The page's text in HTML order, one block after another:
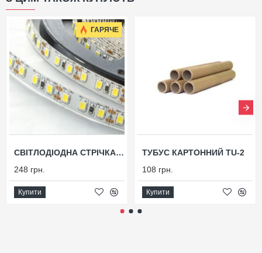
ГАРЯЧЕ
СВІТЛОДІОДНА СТРІЧКА FLT 32
248 грн.
Купити
ТУБУС КАРТОННИЙ TU-2
108 грн.
Купити